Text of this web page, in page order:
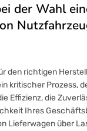
der Wahl
den richtigen
kritischer Prozess,
Effizienz, die
Ihres
Lieferwagen über